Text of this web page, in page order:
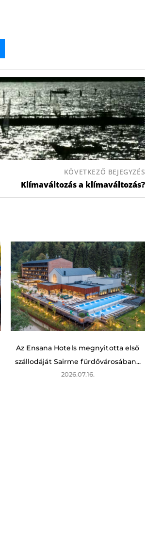
KÖVETKEZŐ BEJEGYZÉS
Klímaváltozás a klímaváltozás?
Az Ensana Hotels megnyitotta első
szállodáját Sairme fürdővárosában...
2026.07.16.